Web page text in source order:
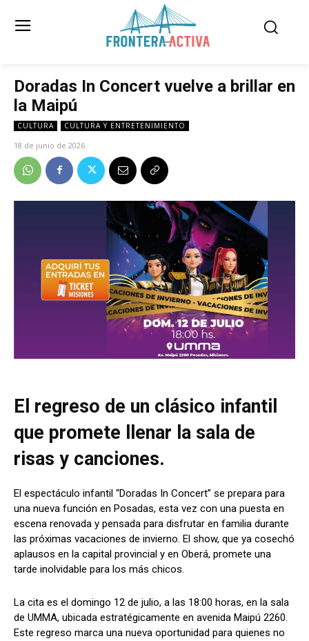
Doradas In Concert vuelve a brillar en
la Maipú
CULTURA CULTURA Y ENTRETENIMIENTO
18 de junio de 2026
El regreso de un clásico infantil
que promete llenar la sala de
risas y canciones.
El espectáculo infantil “Doradas In Concert” se prepara para
una nueva función en Posadas, esta vez con una puesta en
escena renovada y pensada para disfrutar en familia durante
las próximas vacaciones de invierno. El show, que ya cosechó
aplausos en la capital provincial y en Oberá, promete una
tarde inolvidable para los más chicos.
La cita es el domingo 12 de julio, a las 18:00 horas, en la sala
de UMMA, ubicada estratégicamente en avenida Maipú 2260.
Este regreso marca una nueva oportunidad para quienes no